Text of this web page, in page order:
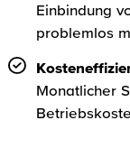
Einbindung
problemlos
Monatlicher